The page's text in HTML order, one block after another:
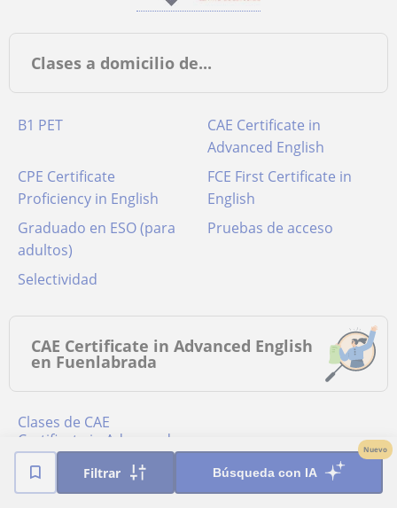
Filtrar Búsqueda con IA
Nuevo
Clases a domicilio de...
B1 PET
CAE Certificate in
Advanced English
CPE Certificate
Proficiency in English
FCE First Certificate in
English
Graduado en ESO (para
adultos)
Pruebas de acceso
Selectividad
CAE Certificate in Advanced English
en Fuenlabrada
Clases de CAE
Certificate in Advanced
English online